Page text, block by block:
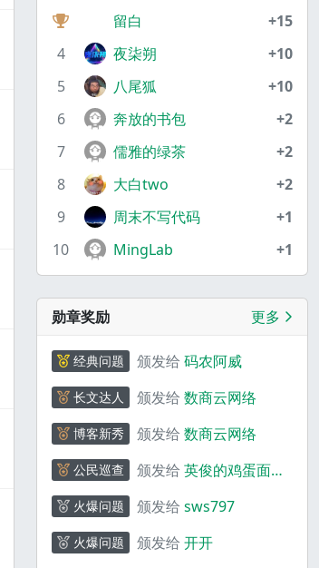
留白
+15
4
夜柒朔
+10
5
八尾狐
+10
6
奔放的书包
+2
7
儒雅的绿茶
+2
8
大白two
+2
9
周末不写代码
+1
10
MingLab +1
勋章奖励 更多
经典问题 颁发给 码农阿威
长文达人 颁发给 数商云网络
博客新秀 颁发给 数商云网络
公民巡查 颁发给 英俊的鸡蛋面
火爆问题 颁发给 sws797
火爆问题 颁发给 开开